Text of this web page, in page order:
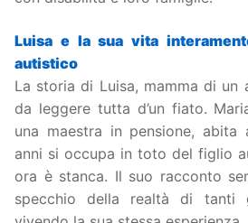
Luisa e la sua vita
autistico
La storia di Luisa, mamma di un
da leggere tutta d’un fiato.
una maestra in pensione,
anni si occupa in toto del figlio
ora è stanca. Il suo racconto
specchio della realtà di tanti